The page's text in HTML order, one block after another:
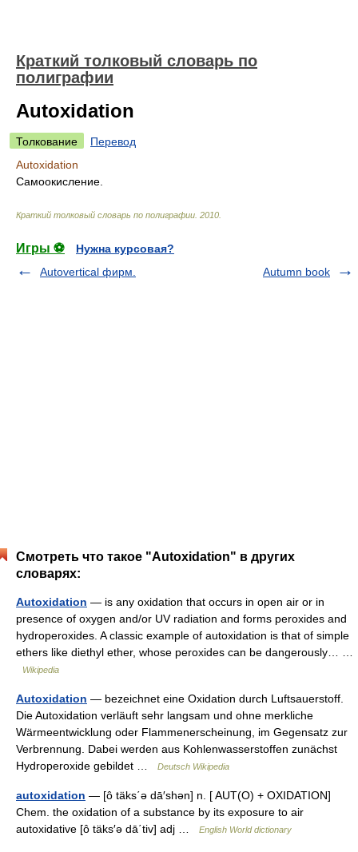
Краткий толковый словарь по
полиграфии
Autoxidation
Толкование
Перевод
Autoxidation
Самоокисление.
Краткий толковый словарь по полиграфии 2010
Игры ⚽
Нужна курсовая?
Autovertical фирм.
Autumn book
Смотреть что такое "Autoxidation" в других
словарях:
Autoxidation — is any oxidation that occurs in open air or in
presence of oxygen and/or UV radiation and forms peroxides and
hydroperoxides. A classic example of autoxidation is that of simple
ethers like diethyl ether, whose peroxides can be dangerously… …
Wikipedia
Autoxidation — bezeichnet eine Oxidation durch Luftsauerstoff.
Die Autoxidation verläuft sehr langsam und ohne merkliche
Wärmeentwicklung oder Flammenerscheinung, im Gegensatz zur
Verbrennung. Dabei werden aus Kohlenwasserstoffen zunächst
Hydroperoxide gebildet …
Deutsch Wikipedia
autoxidation — [ô täks΄ə dā′shən] n. [ AUT(O) + OXIDATION]
Chem. the oxidation of a substance by its exposure to air
autoxidative [ô täks′ə dā΄tiv] adj …
English World dictionary